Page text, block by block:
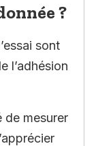
?
sont
l’adhésion
de mesurer